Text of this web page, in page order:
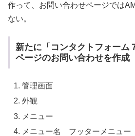
作って、お問い合わせページでは
ない。
新たに「コンタクトフォーム
ページのお問い合わせを作成
管理画面
外観
メニュー
メニュー名 フッターメニュー